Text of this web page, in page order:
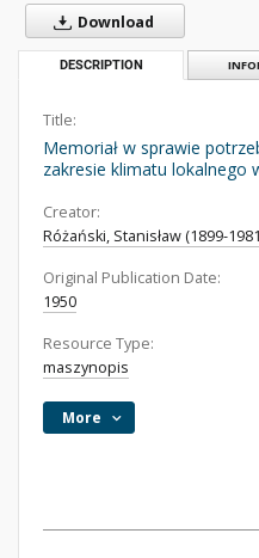
Download
DESCRIPTION
Title:
Memoriał w sprawie
zakresie klimatu lokalnego
Creator:
Różański, Stanisław (1899-
Original Publication Date:
1950
Resource Type:
maszynopis
More